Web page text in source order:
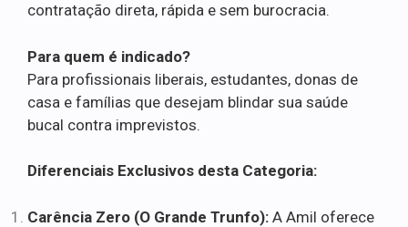
contratação direta, rápida e sem burocracia.
Para quem é indicado?
Para profissionais liberais, estudantes, donas de
casa e famílias que desejam blindar sua saúde
bucal contra imprevistos.
Diferenciais Exclusivos desta Categoria:
Carência Zero (O Grande Trunfo): A Amil oferece